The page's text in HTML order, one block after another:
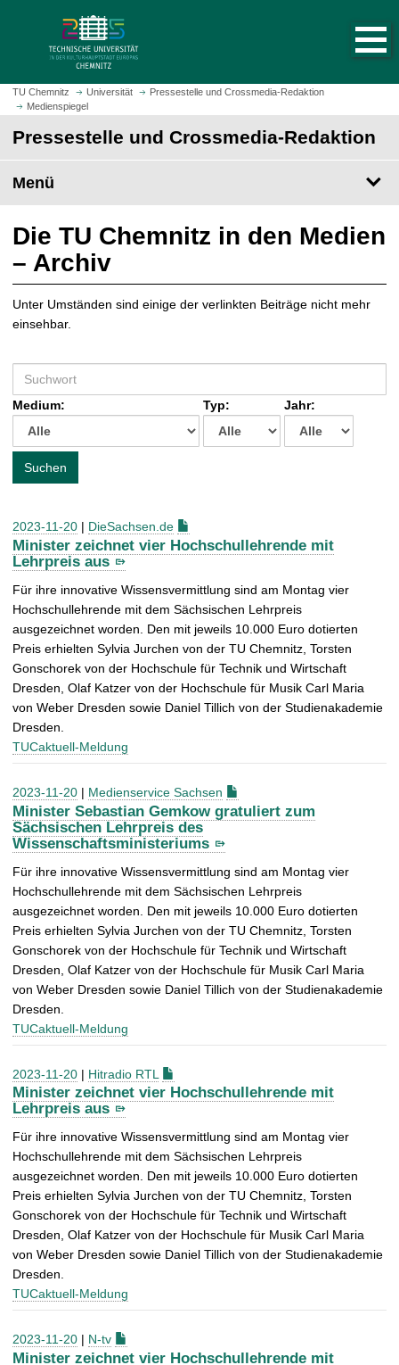
m
H
t
s
i
e
a
u
f
r
u
f
e
TU Chemnitz Universität
Pressestelle und Crossmedia-Redaktion
Medienspiegel
Pressestelle und Crossmedia-Redaktion
Menü
Die TU Chemnitz in den Medien
– Archiv
Unter Umständen sind einige der verlinkten Beiträge nicht mehr
einsehbar.
u
c
e
h
:
Medium: Typ: Jahr:
Suchen
2023-11-20 | DieSachsen.de
Minister zeichnet vier Hochschullehrende mit
Lehrpreis aus
Für ihre innovative Wissensvermittlung sind am Montag vier
Hochschullehrende mit dem Sächsischen Lehrpreis
ausgezeichnet worden. Den mit jeweils 10.000 Euro dotierten
Preis erhielten Sylvia Jurchen von der TU Chemnitz, Torsten
Gonschorek von der Hochschule für Technik und Wirtschaft
Dresden, Olaf Katzer von der Hochschule für Musik Carl Maria
von Weber Dresden sowie Daniel Tillich von der Studienakademie
Dresden.
TUCaktuell-Meldung
2023-11-20 | Medienservice Sachsen
Minister Sebastian Gemkow gratuliert zum
Sächsischen Lehrpreis des
Wissenschaftsministeriums
Für ihre innovative Wissensvermittlung sind am Montag vier
Hochschullehrende mit dem Sächsischen Lehrpreis
ausgezeichnet worden. Den mit jeweils 10.000 Euro dotierten
Preis erhielten Sylvia Jurchen von der TU Chemnitz, Torsten
Gonschorek von der Hochschule für Technik und Wirtschaft
Dresden, Olaf Katzer von der Hochschule für Musik Carl Maria
von Weber Dresden sowie Daniel Tillich von der Studienakademie
Dresden.
TUCaktuell-Meldung
2023-11-20 | Hitradio RTL
Minister zeichnet vier Hochschullehrende mit
Lehrpreis aus
Für ihre innovative Wissensvermittlung sind am Montag vier
Hochschullehrende mit dem Sächsischen Lehrpreis
ausgezeichnet worden. Den mit jeweils 10.000 Euro dotierten
Preis erhielten Sylvia Jurchen von der TU Chemnitz, Torsten
Gonschorek von der Hochschule für Technik und Wirtschaft
Dresden, Olaf Katzer von der Hochschule für Musik Carl Maria
von Weber Dresden sowie Daniel Tillich von der Studienakademie
Dresden.
TUCaktuell-Meldung
2023-11-20 | N-tv
Minister zeichnet vier Hochschullehrende mit